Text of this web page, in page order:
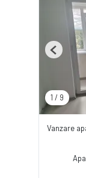
1 / 9
Previous
Vanzare